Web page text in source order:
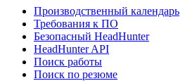
Производственный календарь
Требования к ПО
Безопасный HeadHunter
HeadHunter API
Поиск работы
Поиск по резюме